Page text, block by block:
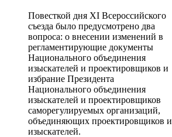
Повесткой дня XI Всероссийского
съезда было предусмотрено два
вопроса: о внесении изменений в
регламентирующие документы
Национального объединения
изыскателей и проектировщиков и
избрание Президента
Национального объединения
изыскателей и проектировщиков
саморегулируемых организаций,
объединяющих проектировщиков и
изыскателей.